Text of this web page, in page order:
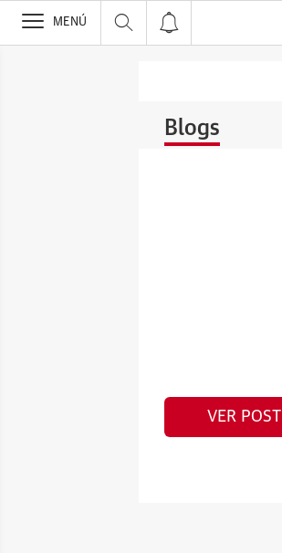
>
MENÚ
Blogs
VER POST